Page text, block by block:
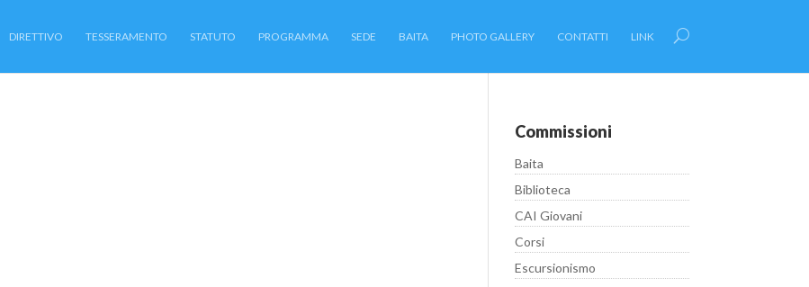
DIRETTIVO TESSERAMENTO STATUTO PROGRAMMA SEDE BAITA PHOTO GALLERY CONTATTI LINK
Commissioni
Baita
Biblioteca
CAI Giovani
Corsi
Escursionismo